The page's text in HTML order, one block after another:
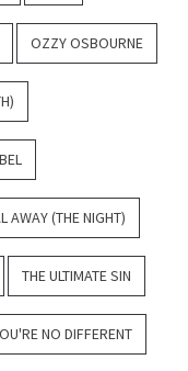
OZZY OSBOURNE
AWAY (THE NIGHT)
THE ULTIMATE SIN
NO DIFFERENT